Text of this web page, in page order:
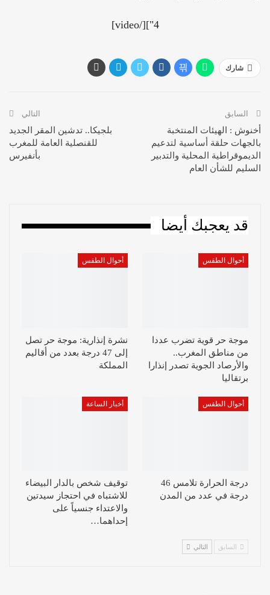
4"][/video]
شارك
السابق
أخنوش : الهيئات المنتخبة
بالجهات حلقة أساسية لتدعيم
الديموقراطية المحلية والتدبير
السليم للشأن العام
التالي
بلجيكا.. تدشين المقر الجديد
للقنصلية العامة للمغرب
بأنفيرس
قد يعجبك أيضا
أحوال الطقس
موجة حر قوية تضرب عددا
من مناطق المغرب..
والأرصاد الجوية تصدر إنذارا
برتقاليا
أحوال الطقس
نشرة إنذارية: موجة حر تصل
إلى 47 درجة بعدد من أقاليم
المملكة
أحوال الطقس
درجة الحرارة تلامس 46
درجة في عدد من المدن
أخبار الساعة
توقيف شخص بالدار البيضاء
للاشتباه في احتجاز سيدتين
والاعتداء جنسياً على
إحداهما…
السابق التالي